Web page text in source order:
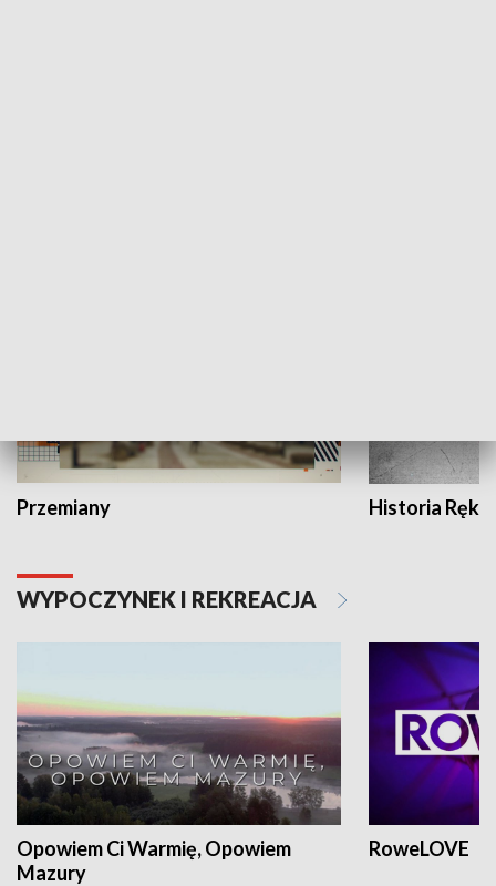
Przemiany Historia Ręką
WYPOCZYNEK I REKREACJA
Opowiem Ci Warmię, Opowiem
Mazury
RoweLOVE